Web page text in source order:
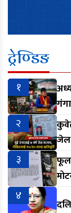
ट्रेण्डिङ
१
२
जेल,
३
४